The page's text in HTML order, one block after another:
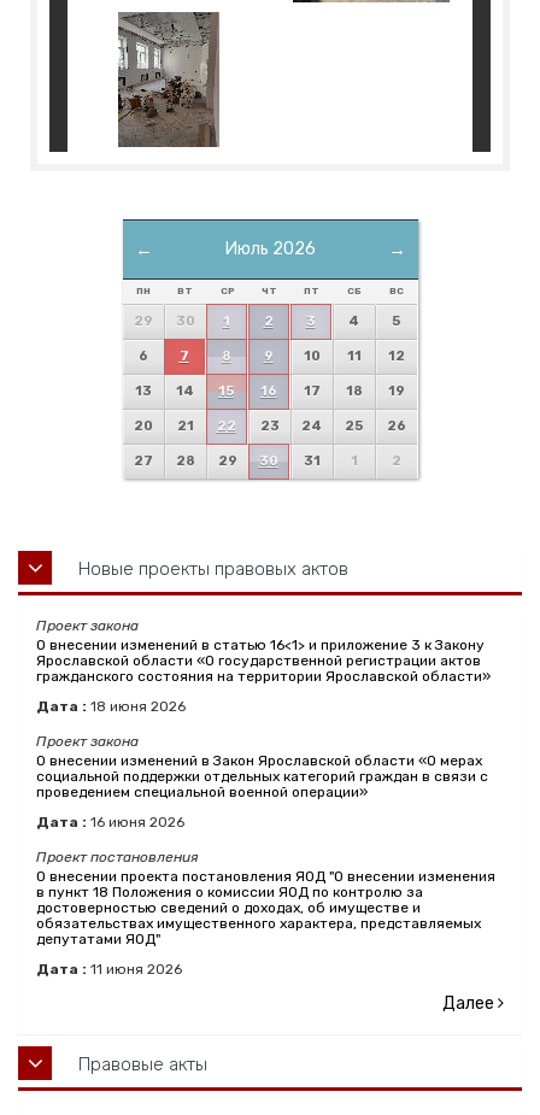
← →
Июль 2026
ПН ВТ СР ЧТ ПТ СБ ВС
29 30 1 2 3 4 5
6 7 8 9 10 11 12
13 14 15 16 17 18 19
20 21 22 23 24 25 26
27 28 29 30 31 1 2
Новые проекты правовых актов
Проект закона
О внесении изменений в статью 16<1> и приложение 3 к Закону
Ярославской области «О государственной регистрации актов
гражданского состояния на территории Ярославской области»
Дата : 18 июня 2026
Проект закона
О внесении изменений в Закон Ярославской области «О мерах
социальной поддержки отдельных категорий граждан в связи с
проведением специальной военной операции»
Дата : 16 июня 2026
Проект постановления
О внесении проекта постановления ЯОД "О внесении изменения
в пункт 18 Положения о комиссии ЯОД по контролю за
достоверностью сведений о доходах, об имуществе и
обязательствах имущественного характера, представляемых
депутатами ЯОД"
Дата : 11 июня 2026
Далее
Правовые акты